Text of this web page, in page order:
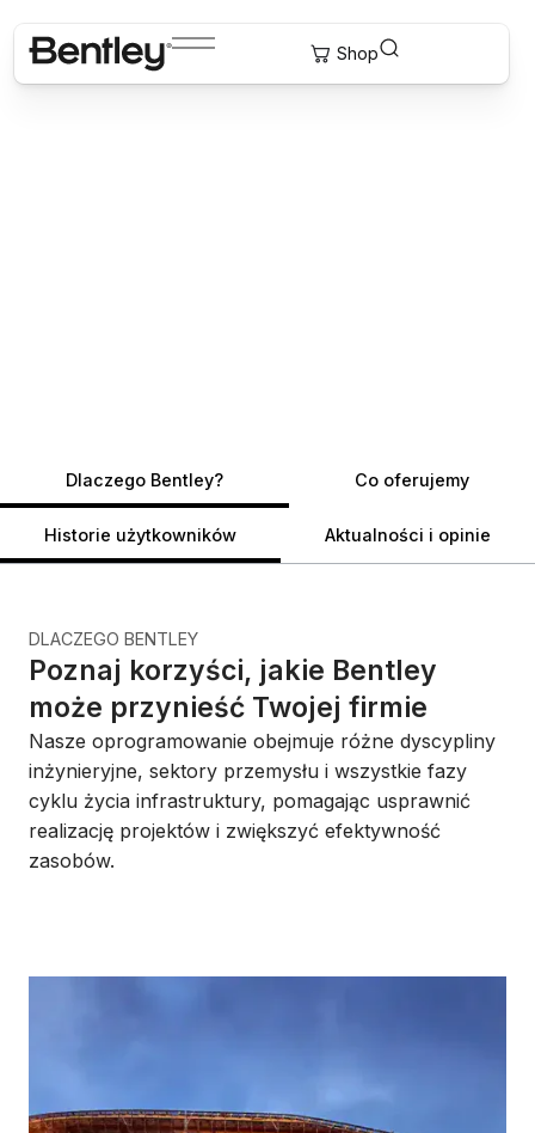
Dlaczego Bentley? Co oferujemy
Historie użytkowników Aktualności i opinie
DLACZEGO BENTLEY
Poznaj korzyści, jakie Bentley
może przynieść Twojej firmie
Nasze oprogramowanie obejmuje różne dyscypliny
inżynieryjne, sektory przemysłu i wszystkie fazy
cyklu życia infrastruktury, pomagając usprawnić
realizację projektów i zwiększyć efektywność
zasobów.